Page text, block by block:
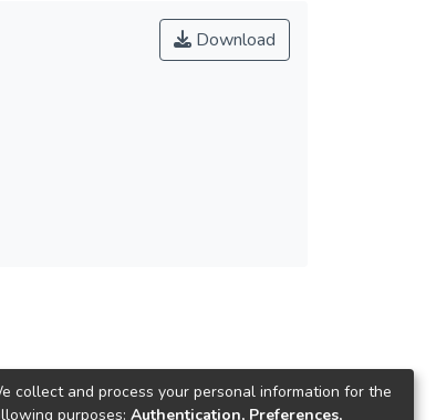
Download
collect and process your personal information for the
purposes: Authentication, Preferences,